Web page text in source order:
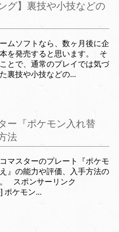
グ】裏技や小技などの
ムソフトなら、数ヶ月後に企
を発売すると思います。 そ
とで、通常のプレイでは気づ
裏技や小技などの...
ー『ポケモン入れ替
法
マスターのプレート『ポケモ
』の能力や評価、入手方法の
スポンサーリンク
ポケモン...